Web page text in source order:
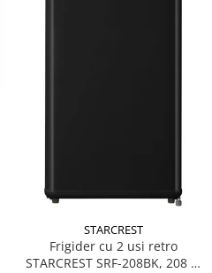
STARCREST
Frigider cu 2 usi retro
STARCREST SRF-208BK, 208 L,